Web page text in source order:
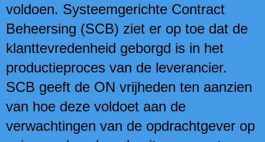
voldoen. Systeemgerichte Contract
Beheersing (SCB) ziet er op toe dat de
klanttevredenheid geborgd is in het
productieproces van de leverancier.
SCB geeft de ON vrijheden ten aanzien
van hoe deze voldoet aan de
verwachtingen van de opdrachtgever op